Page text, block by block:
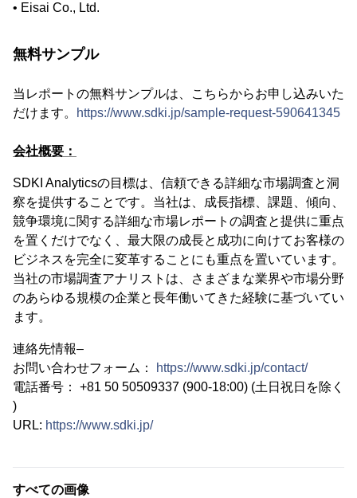
• Eisai Co., Ltd.
無料サンプル
当レポートの無料サンプルは、こちらからお申し込みいた
だけます。
https://www.sdki.jp/sample-request-590641345
会社概要：
SDKI Analyticsの目標は、信頼できる詳細な市場調査と洞
察を提供することです。当社は、成長指標、課題、傾向、
競争環境に関する詳細な市場レポートの調査と提供に重点
を置くだけでなく、最大限の成長と成功に向けてお客様の
ビジネスを完全に変革することにも重点を置いています。
当社の市場調査アナリストは、さまざまな業界や市場分野
のあらゆる規模の企業と長年働いてきた経験に基づいてい
ます。
連絡先情報–
お問い合わせフォーム：
https://www.sdki.jp/contact/
電話番号： +81 50 50509337 (900-18:00) (土日祝日を除く
)
URL: https://www.sdki.jp/
すべての画像